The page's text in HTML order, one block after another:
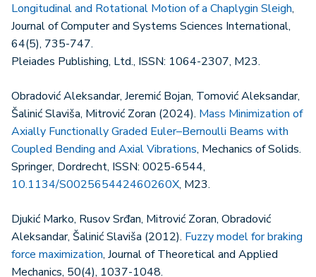
Longitudinal and Rotational Motion of a Chaplygin Sleigh,
Journal of Computer and Systems Sciences International,
64(5), 735-747.
Pleiades Publishing, Ltd., ISSN: 1064-2307, M23.
Obradović Aleksandar, Jeremić Bojan, Tomović Aleksandar,
Šalinić Slaviša, Mitrović Zoran (2024). Mass Minimization of
Axially Functionally Graded Euler–Bernoulli Beams with
Coupled Bending and Axial Vibrations, Mechanics of Solids.
Springer, Dordrecht, ISSN: 0025-6544,
10.1134/S002565442460260X, M23.
Djukić Marko, Rusov Srđan, Mitrović Zoran, Obradović
Aleksandar, Šalinić Slaviša (2012). Fuzzy model for braking
force maximization, Journal of Theoretical and Applied
Mechanics, 50(4), 1037-1048.